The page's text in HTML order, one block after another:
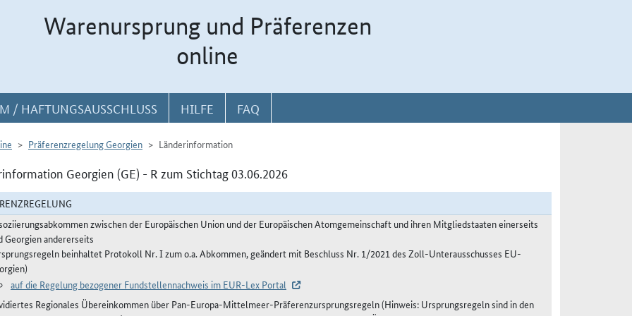
Warenursprung und Präferenzen
online
/ HAFTUNGSAUSSCHLUSS HILFE FAQ
Präferenzregelung Georgien Länderinformation
Georgien (GE) - R zum Stichtag 03.06.2026
zwischen der Europäischen Union und der Europäischen Atomgemeinschaft und ihren Mitgliedstaaten einerseits
Georgien andererseits
beinhaltet Protokoll Nr. I zum o.a. Abkommen, geändert mit Beschluss Nr. 1/2021 des Zoll-Unterausschusses EU-
auf die Regelung bezogener Fundstellennachweis im EUR-Lex Portal
Regionales Übereinkommen über Pan-Europa-Mittelmeer-Präferenzursprungsregeln (Hinweis: Ursprungsregeln sind in den